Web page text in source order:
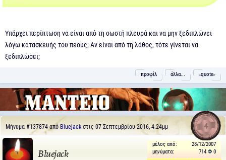
Υπάρχει περίπτωση να είναι από τη σωστή πλευρά και να μην ξεδιπλώνει
λόγω κατασκευής του πεους; Αν είναι από τη λάθος, τότε γίνεται να
ξεδιπλώσει;
προφίλ άλλα... ˵quote˶
4
Μήνυμα #137874από Bluejack στις 07 Σεπτεμβρίου 2016, 4:24μμ
Bluejack
μέλος από:
28/12/2007
μηνύματα:
714
0